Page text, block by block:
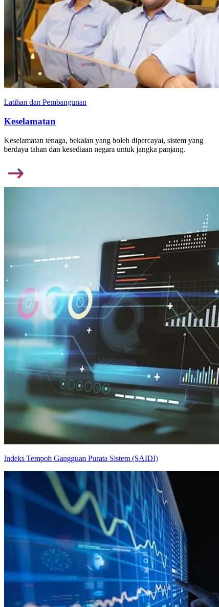
Latihan dan Pembangunan
Keselamatan
Keselamatan tenaga, bekalan yang boleh dipercayai, sistem yang
berdaya tahan dan kesediaan negara untuk jangka panjang.
Indeks Tempoh Gangguan Purata Sistem (SAIDI)